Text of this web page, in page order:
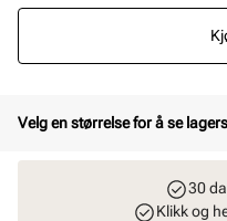
Velg en størrelse for å se
30
Klikk og